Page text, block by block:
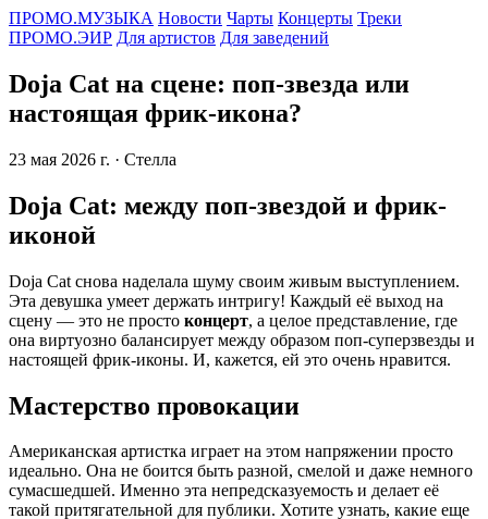
ПРОМО.МУЗЫКА Новости Чарты Концерты Треки
ПРОМО.ЭИР Для артистов Для заведений
Doja Cat на сцене: поп-звезда или
настоящая фрик-икона?
23 мая 2026 г. · Стелла
Doja Cat: между поп-звездой и фрик-
иконой
Doja Cat снова наделала шуму своим живым выступлением.
Эта девушка умеет держать интригу! Каждый её выход на
сцену — это не просто концерт, а целое представление, где
она виртуозно балансирует между образом поп-суперзвезды и
настоящей фрик-иконы. И, кажется, ей это очень нравится.
Мастерство провокации
Американская артистка играет на этом напряжении просто
идеально. Она не боится быть разной, смелой и даже немного
сумасшедшей. Именно эта непредсказуемость и делает её
такой притягательной для публики. Хотите узнать, какие еще